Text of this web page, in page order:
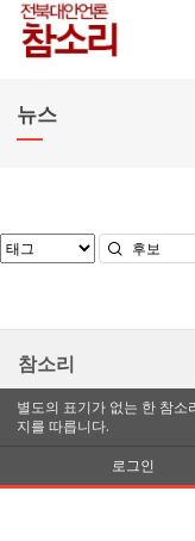
뉴스
참소리
별도의 표기가 없는 한 참
지를 따릅니다.
로그인